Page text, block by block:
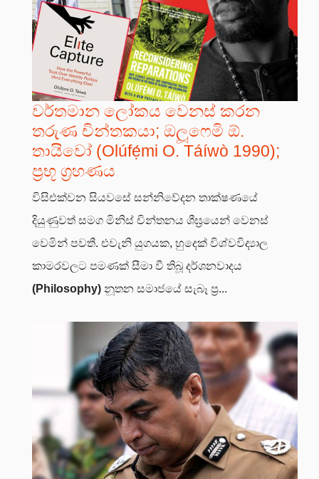
වර්තමාන ලෝකය වෙනස් කරන
තරුණ චින්තකයා; ඔලූෆෙමි ඕ.
තායිවෝ (Olúfẹ́mi O. Táíwò 1990);
ප්‍රභූ ග්‍රහණය
විසිඑක්වන සියවසේ සන්නිවේදන තාක්ෂණයේ
දියුණුවත් සමග මිනිස් චින්තනය ශීඝ්‍රයෙන් වෙනස්
වෙමින් පවතී. එවැනි යුගයක, හුදෙක් විශ්වවිද්‍යාල
කාමරවලට පමණක් සීමා වී තිබූ දර්ශනවාදය
(Philosophy) නූතන සමාජයේ සැබෑ ප්‍ර...